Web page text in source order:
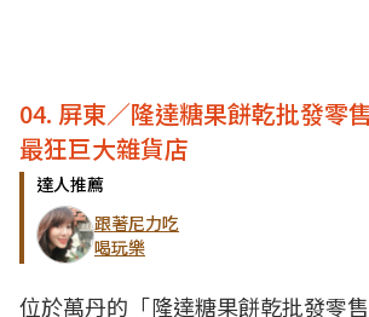
04. 屏東／隆達糖果餅乾批發零
最狂巨大雜貨店
達人推薦
跟著尼力吃
喝玩樂
位於萬丹的「隆達糖果餅乾批發零